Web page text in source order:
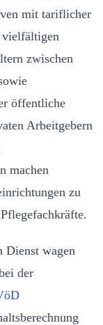
mit tariflicher
vielfältigen
zwischen
öffentliche
Arbeitgebern
machen
zu
Dienst wagen
der